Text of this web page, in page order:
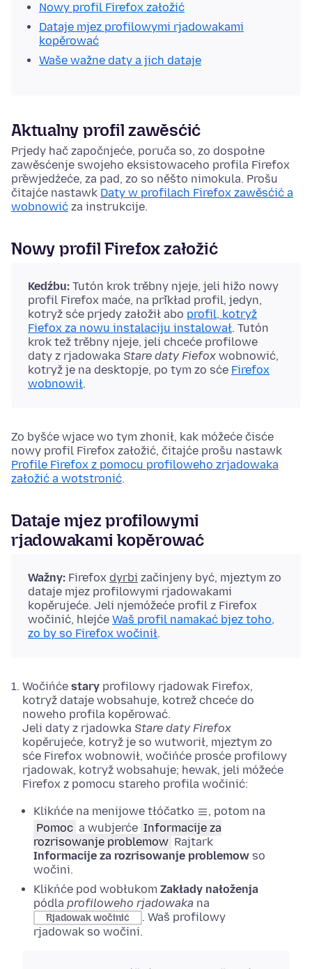
Nowy profil Firefox załožić
Dataje mjez profilowymi rjadowakami
kopěrować
Waše wažne daty a jich dataje
Aktualny profil zawěsćić
Prjedy hač započnjeće, poruča so, zo dospołne
zawěsćenje swojeho eksistowaceho profila Firefox
přewjedźeće, za pad, zo so něšto nimokula. Prošu
čitajće nastawk Daty w profilach Firefox zawěsćić a
wobnowić za instrukcije.
Nowy profil Firefox załožić
Kedźbu: Tutón krok trěbny njeje, jeli hižo nowy
profil Firefox maće, na přikład profil, jedyn,
kotryž sće prjedy załožił abo profil, kotryž
Fiefox za nowu instalaciju instalował. Tutón
krok tež trěbny njeje, jeli chceće profilowe
daty z rjadowaka Stare daty Fiefox wobnowić,
kotryž je na desktopje, po tym zo sće Firefox
wobnowił.
Zo byšće wjace wo tym zhonił, kak móžeće čisće
nowy profil Firefox załožić, čitajće prošu nastawk
Profile Firefox z pomocu profiloweho zrjadowaka
załožić a wotstronić.
Dataje mjez profilowymi
rjadowakami kopěrować
Wažny: Firefox dyrbi začinjeny być, mjeztym zo
dataje mjez profilowymi rjadowakami
kopěrujeće. Jeli njemóžeće profil z Firefox
wočinić, hlejće Waš profil namakać bjez toho,
zo by so Firefox wočinił.
Wočińće stary profilowy rjadowak Firefox,
kotryž dataje wobsahuje, kotrež chceće do
noweho profila kopěrować.
Jeli daty z rjadowka Stare daty Firefox
kopěrujeće, kotryž je so wutworił, mjeztym zo
sće Firefox wobnowił, wočińće prosće profilowy
rjadowak, kotryž wobsahuje; hewak, jeli móžeće
Firefox z pomocu stareho profila wočinić:
Klikńće na menijowe tłóčatko
, potom na
Pomoc a wubjerće Informacije za
rozrisowanje problemow Rajtark
Informacije za rozrisowanje problemow so
wočini.
Klikńće pod wobłukom Zakłady nałoženja
pódla profiloweho rjadowaka na
Rjadowak wočinić . Waš profilowy
rjadowak so wočini.